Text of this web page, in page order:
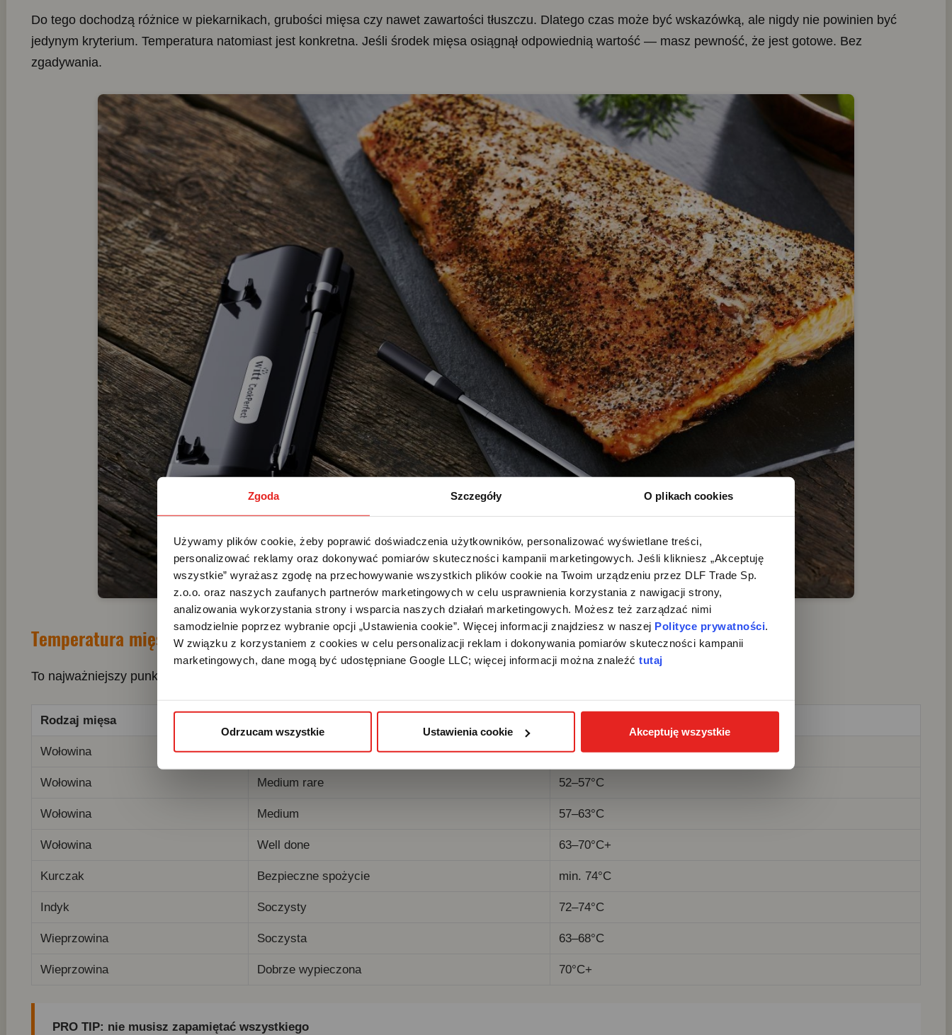
Zgoda Szczegóły O plikach cookies
Używamy plików cookie, żeby poprawić doświadczenia użytkowników, personalizować wyświetlane treści,
personalizować reklamy oraz dokonywać pomiarów skuteczności kampanii marketingowych. Jeśli klikniesz „Akceptuję
wszystkie” wyrażasz zgodę na przechowywanie wszystkich plików cookie na Twoim urządzeniu przez DLF Trade Sp.
z.o.o. oraz naszych zaufanych partnerów marketingowych w celu usprawnienia korzystania z nawigacji strony,
analizowania wykorzystania strony i wsparcia naszych działań marketingowych. Możesz też zarządzać nimi
samodzielnie poprzez wybranie opcji „Ustawienia cookie”. Więcej informacji znajdziesz w naszej Polityce prywatności
W związku z korzystaniem z cookies w celu personalizacji reklam i dokonywania pomiarów skuteczności kampanii
marketingowych, dane mogą być udostępniane Google LLC; więcej informacji można znaleźć tutaj
Odrzucam wszystkie Ustawienia cookie Akceptuję wszystkie
Do tego dochodzą różnice w piekarnikach, grubości mięsa czy nawet zawartości tłuszczu. Dlatego czas może być wskazówką, ale nigdy nie powinien być
jedynym kryterium. Temperatura natomiast jest konkretna. Jeśli środek mięsa osiągnął odpowiednią wartość — masz pewność, że jest gotowe. Bez
zgadywania.
Temperatura mięsa – szybka tabela (ściąga)
To najważniejszy punkt odniesienia — możesz wracać do tej tabeli za każdym razem, gdy gotujesz.
Rodzaj mięsa
Wołowina Rare 48–52°C
Wołowina Medium rare 52–57°C
Wołowina Medium 57–63°C
Wołowina Well done 63–70°C+
Kurczak Bezpieczne spożycie min. 74°C
Indyk Soczysty 72–74°C
Wieprzowina Soczysta 63–68°C
Wieprzowina Dobrze wypieczona 70°C+
PRO TIP: nie musisz zapamiętać wszystkiego